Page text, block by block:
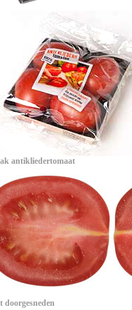
antikliedertomaat
doorgesneden